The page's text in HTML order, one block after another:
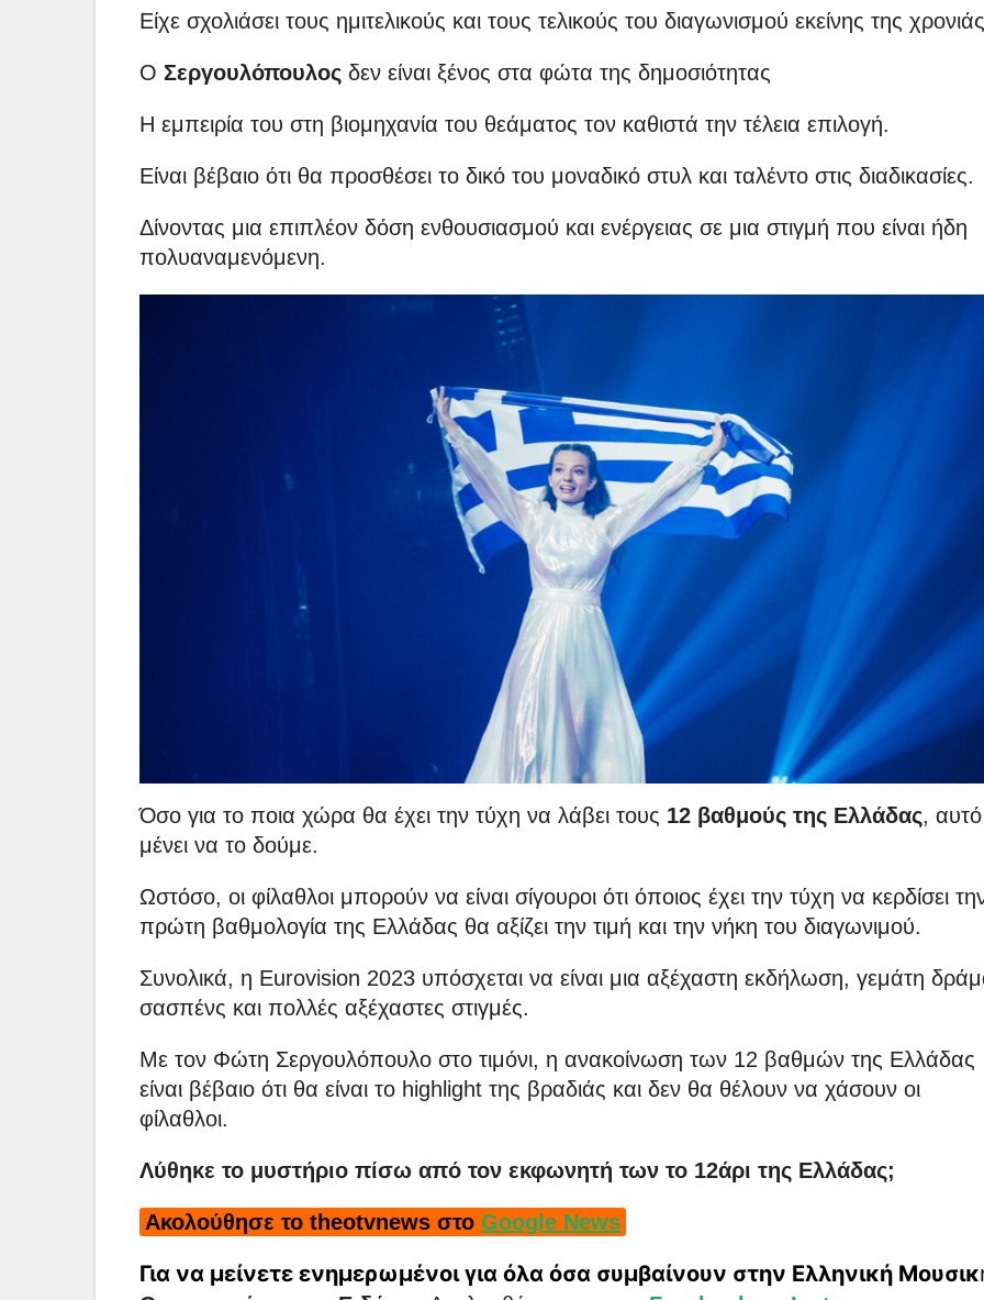
Είχε σχολιάσει τους ημιτελικούς και τους τελικούς του διαγωνισμού εκείνης της
Ο Σεργουλόπουλος δεν είναι ξένος στα φώτα της δημοσιότητας
Η εμπειρία του στη βιομηχανία του θεάματος τον καθιστά την τέλεια επιλογή.
Είναι βέβαιο ότι θα προσθέσει το δικό του μοναδικό στυλ και ταλέντο στις διαδικασίες.
Δίνοντας μια επιπλέον δόση ενθουσιασμού και ενέργειας σε μια στιγμή που είναι ήδη
πολυαναμενόμενη.
Όσο για το ποια χώρα θα έχει την τύχη να λάβει τους 12 βαθμούς της Ελλάδας, αυτό
μένει να το δούμε.
Ωστόσο, οι φίλαθλοι μπορούν να είναι σίγουροι ότι όποιος έχει την τύχη να κερδίσει
πρώτη βαθμολογία της Ελλάδας θα αξίζει την τιμή και την νήκη του διαγωνιμού.
Συνολικά, η Eurovision 2023 υπόσχεται να είναι μια αξέχαστη εκδήλωση, γεμάτη
σασπένς και πολλές αξέχαστες στιγμές.
Με τον Φώτη Σεργουλόπουλο στο τιμόνι, η ανακοίνωση των 12 βαθμών της Ελλάδας
είναι βέβαιο ότι θα είναι το highlight της βραδιάς και δεν θα θέλουν να χάσουν οι
φίλαθλοι.
Λύθηκε το μυστήριο πίσω από τον εκφωνητή των το 12άρι της Ελλάδας;
Ακολούθησε το theotvnews στο Google News
Για να μείνετε ενημερωμένοι για όλα όσα συμβαίνουν στην Ελληνική Μουσικ